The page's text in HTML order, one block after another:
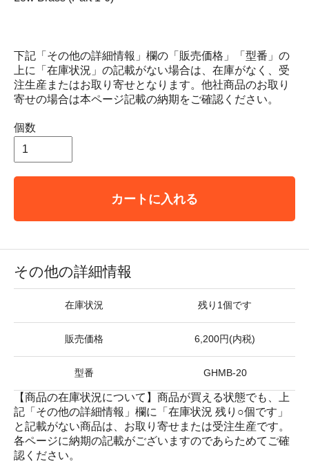
下記「その他の詳細情報」欄の「販売価格」「型番」の
上に「在庫状況」の記載がない場合は、在庫がなく、受
注生産またはお取り寄せとなります。他社商品のお取り
寄せの場合は本ページ記載の納期をご確認ください。
個数
カートに入れる
その他の詳細情報
在庫状況 残り1個です
販売価格 6,200円(内税)
型番 GHMB-20
【商品の在庫状況について】商品が買える状態でも、上
記「その他の詳細情報」欄に「在庫状況 残り○個です」
と記載がない商品は、お取り寄せまたは受注生産です。
各ページに納期の記載がございますのであらためてご確
認ください。